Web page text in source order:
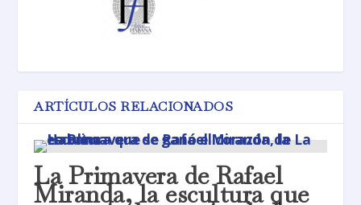
ARTÍCULOS RELACIONADOS
La Primavera de Rafael
Miranda, la escultura que